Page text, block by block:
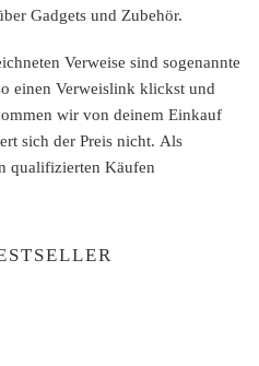
Gadgets und Zubehör.
Verweise sind sogenannte
einen Verweislink klickst und
wir von deinem Einkauf
sich der Preis nicht. Als
qualifizierten Käufen